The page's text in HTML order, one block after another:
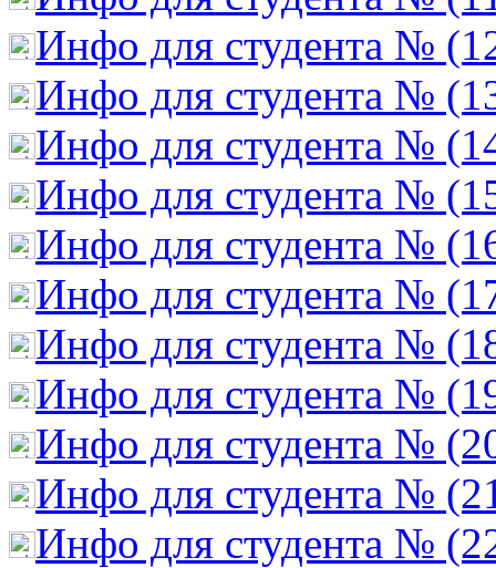
Инфо для студента №
Инфо для студента №
Инфо для студента №
Инфо для студента №
Инфо для студента №
Инфо для студента №
Инфо для студента №
Инфо для студента №
Инфо для студента №
Инфо для студента №
Инфо для студента №